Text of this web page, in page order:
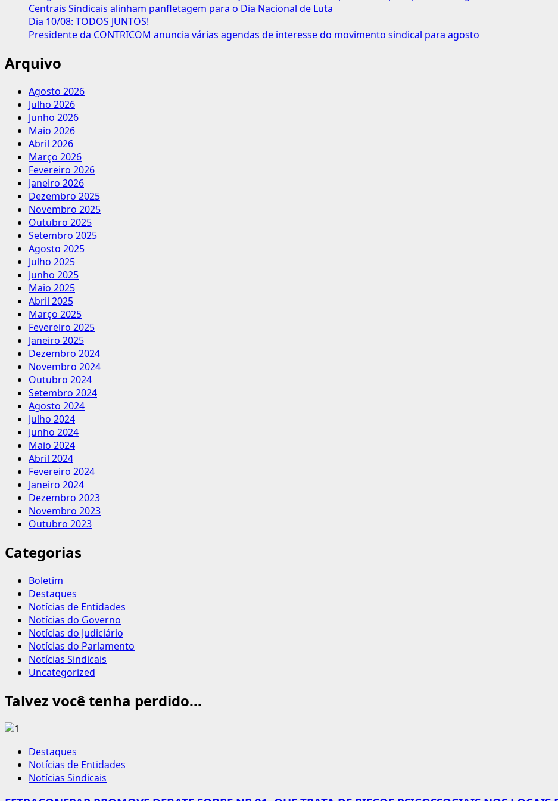
partir
de
Janeiro/24
Centrais Sindicais alinham panfletagem para o Dia Nacional de Luta
Dia 10/08: TODOS JUNTOS!
Presidente da CONTRICOM anuncia várias agendas de interesse do movimento sindical para agosto
Arquivo
Agosto 2026
Julho 2026
Junho 2026
Maio 2026
Abril 2026
Março 2026
Fevereiro 2026
Janeiro 2026
Dezembro 2025
Novembro 2025
Outubro 2025
Setembro 2025
Agosto 2025
Julho 2025
Junho 2025
Maio 2025
Abril 2025
Março 2025
Fevereiro 2025
Janeiro 2025
Dezembro 2024
Novembro 2024
Outubro 2024
Setembro 2024
Agosto 2024
Julho 2024
Junho 2024
Maio 2024
Abril 2024
Fevereiro 2024
Janeiro 2024
Dezembro 2023
Novembro 2023
Outubro 2023
Categorias
Boletim
Destaques
Notícias de Entidades
Notícias do Governo
Notícias do Judiciário
Notícias do Parlamento
Notícias Sindicais
Uncategorized
Talvez você tenha perdido...
Destaques
Notícias de Entidades
Notícias Sindicais